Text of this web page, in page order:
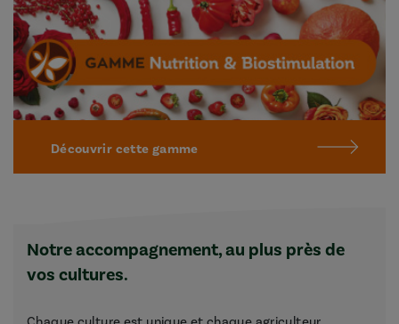
Découvrir cette gamme
Notre accompagnement, au plus près de
vos cultures.